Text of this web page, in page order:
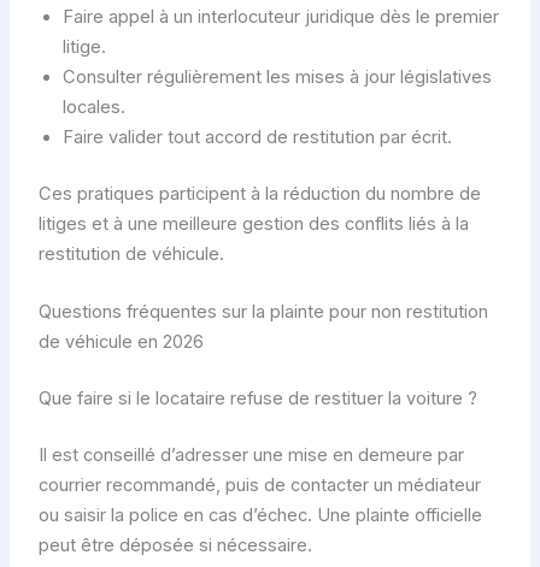
Faire appel à un interlocuteur juridique dès le premier
litige.
Consulter régulièrement les mises à jour législatives
locales.
Faire valider tout accord de restitution par écrit.
Ces pratiques participent à la réduction du nombre de
litiges et à une meilleure gestion des conflits liés à la
restitution de véhicule.
Questions fréquentes sur la plainte pour non restitution
de véhicule en 2026
Que faire si le locataire refuse de restituer la voiture ?
Il est conseillé d’adresser une mise en demeure par
courrier recommandé, puis de contacter un médiateur
ou saisir la police en cas d’échec. Une plainte officielle
peut être déposée si nécessaire.